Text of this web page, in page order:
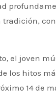
el joven
los hitos
14 de